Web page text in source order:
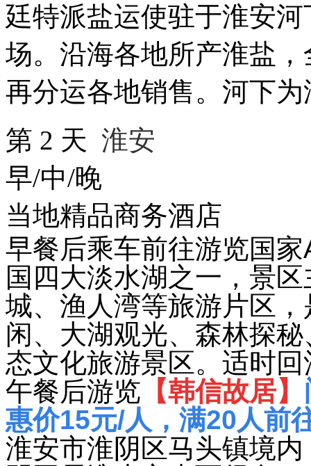
廷特派盐运使驻于淮安
场。沿海各地所产淮盐
再分运各地销售。河下
第 2 天 淮安
早/中/晚
当地精品商务酒店
早餐后乘车前往游览国
国四大淡水湖之一，景
城、渔人湾等旅游片区
闲、大湖观光、森林探
态文化旅游景区。适时
午餐后游览 【韩信故居】
惠价15元/人，满20人前
淮安市淮阴区马头镇境